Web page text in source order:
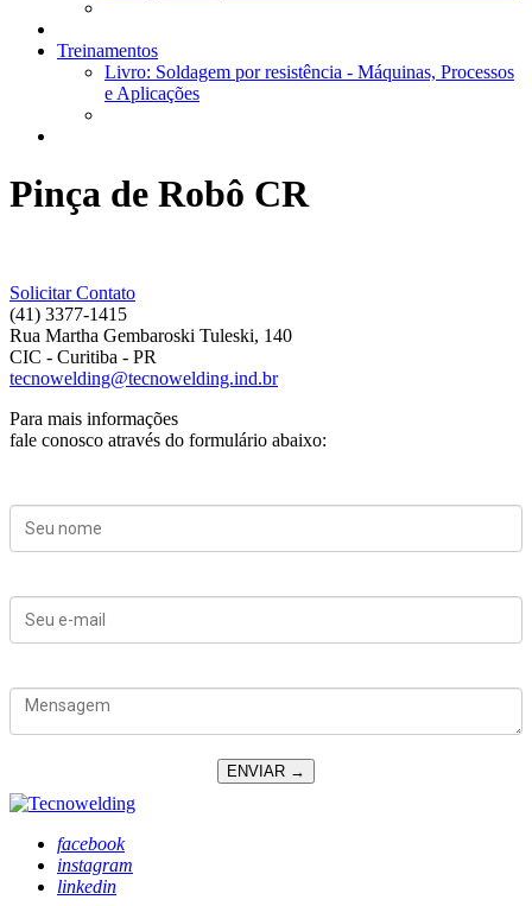
Treinamentos
Livro: Soldagem por resistência - Máquinas, Processos
e Aplicações
Pinça de Robô CR
Solicitar Contato
(41) 3377-1415
Rua Martha Gembaroski Tuleski, 140
CIC - Curitiba - PR
tecnowelding@tecnowelding.ind.br
Para mais informações
fale conosco através do formulário abaixo:
ENVIAR →
facebook
instagram
linkedin